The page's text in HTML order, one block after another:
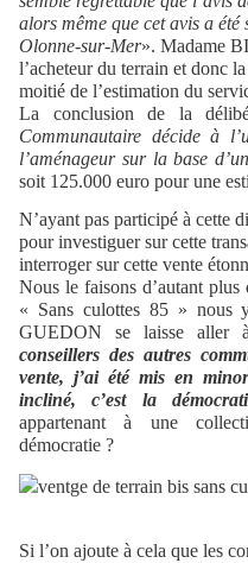
alors même que cet avis a
Olonne-sur-Mer». Madame
l’acheteur du terrain et donc
moitié de l’estimation du
La conclusion de la
Communautaire décide à
l’aménageur sur la base
soit 125.000 euro pour une
N’ayant pas participé à cette
pour investiguer sur cette
interroger sur cette vente
Nous le faisons d’autant
« Sans culottes 85 » nous
GUEDON se laisse aller
conseillers des autres
vente, j’ai été mis en
incliné, c’est la
appartenant à une
démocratie ?
Si l’on ajoute à cela que les